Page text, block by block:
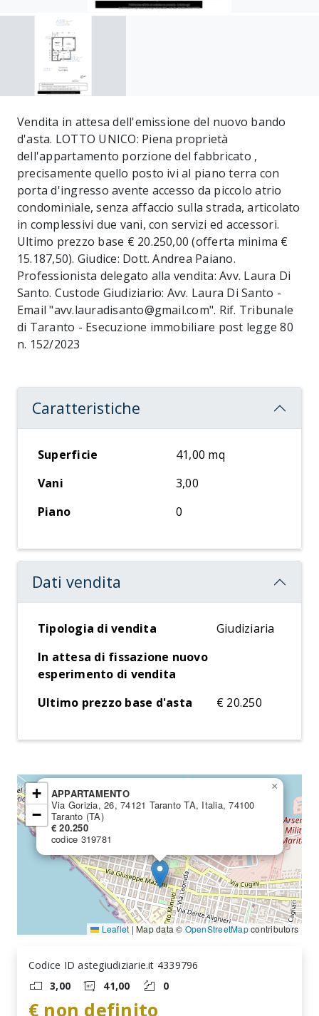
Vendita in attesa dell'emissione del nuovo bando
d'asta. LOTTO UNICO: Piena proprietà
dell'appartamento porzione del fabbricato ,
precisamente quello posto ivi al piano terra con
porta d'ingresso avente accesso da piccolo atrio
condominiale, senza affaccio sulla strada, articolato
in complessivi due vani, con servizi ed accessori.
Ultimo prezzo base € 20.250,00 (offerta minima €
15.187,50). Giudice: Dott. Andrea Paiano.
Professionista delegato alla vendita: Avv. Laura Di
Santo. Custode Giudiziario: Avv. Laura Di Santo -
Email "avv.lauradisanto@gmail.com". Rif. Tribunale
di Taranto - Esecuzione immobiliare post legge 80
n. 152/2023
Caratteristiche
Superficie
41,00 mq
Vani
3,00
Piano
0
Dati vendita
Tipologia di vendita
Giudiziaria
In attesa di fissazione nuovo
esperimento di vendita
Ultimo prezzo base d'asta
€ 20.250
APPARTAMENTO
Via Gorizia, 26, 74121 Taranto TA, Italia, 74100
Taranto (TA)
€ 20.250
codice 319781
×
+
−
Leaflet |Map data © OpenStreetMapcontributors
Codice ID astegiudiziarie.it 4339796
3,00
41,00 0
€ non definito